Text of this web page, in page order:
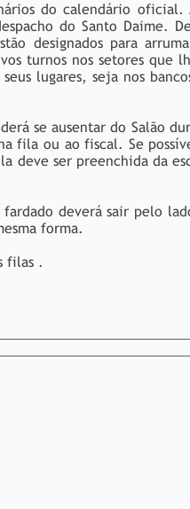
do calendário
do Santo Daime.
designados para
turnos nos setores
lugares, seja nos
se ausentar do Salão
fila ou ao fiscal. Se
deve ser preenchida da
deverá sair pelo
forma.
filas .